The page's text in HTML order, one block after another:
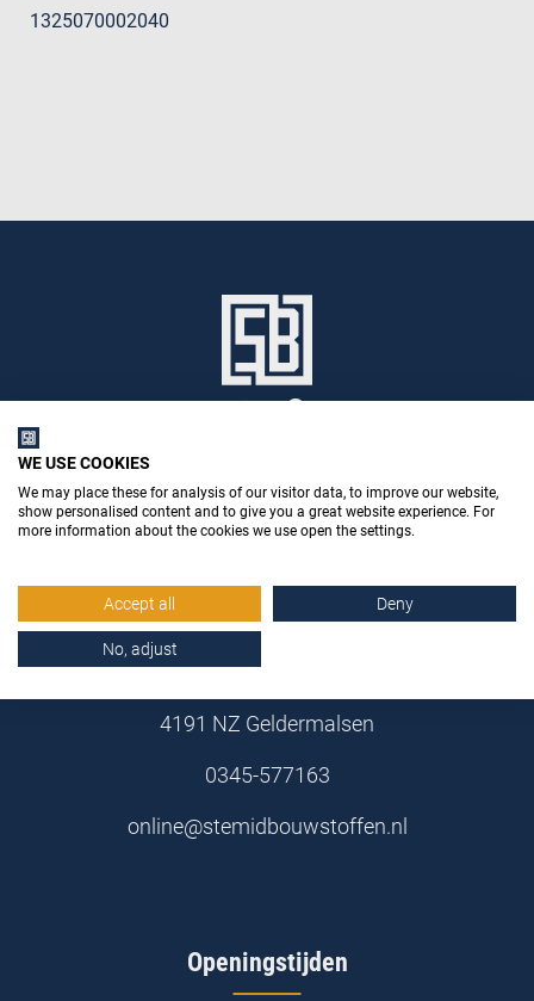
1325070002040
Stemid Bouwstoffen B.V.
Poppenbouwing 10
4191 NZ Geldermalsen
0345-577163
online@stemidbouwstoffen.nl
Openingstijden
WE USE COOKIES
We may place these for analysis of our visitor data, to improve our website,
show personalised content and to give you a great website experience. For
more information about the cookies we use open the settings.
Accept all Deny
No, adjust